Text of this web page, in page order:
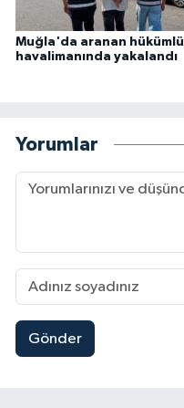
Muğla'da aranan hükümlü
havalimanında yakalandı
Yorumlar
Gönder